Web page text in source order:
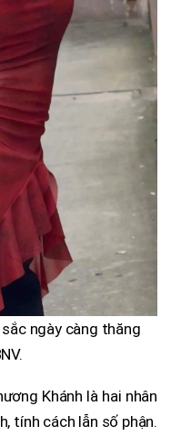
ngày càng thăng
Khánh là hai nhân
tính cách lẫn số phận.